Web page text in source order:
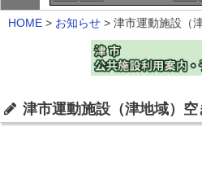
HOME > お知らせ > 津市運動施設（
津市運動施設（津地域）